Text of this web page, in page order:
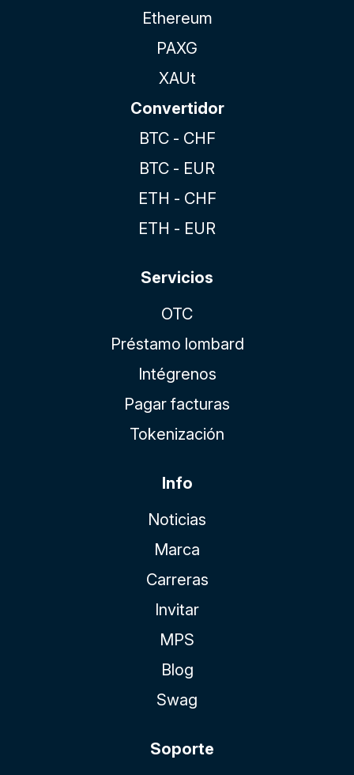
Ethereum
PAXG
XAUt
Convertidor
BTC - CHF
BTC - EUR
ETH - CHF
ETH - EUR
Servicios
OTC
Préstamo lombard
Intégrenos
Pagar facturas
Tokenización
Info
Noticias
Marca
Carreras
Invitar
MPS
Blog
Swag
Soporte